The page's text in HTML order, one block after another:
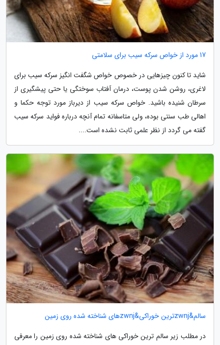
17 مورد از خواص سرکه سیب برای سلامتی
شاید تا کنون چیزهایی در خصوص خواص شگفت انگیز سرکه سیب برای
لاغری، روشن شدن پوست، درمان آفتاب سوختگی یا حتی پیشگیری از
سرطان شنیده باشید. خواص سرکه سیب از دیرباز مورد توجه حکما و
اهالی طب سنتی بوده، ولی متاسفانه تمام آنچه درباره فواید سرکه سیب
گفته می گردد از نظر علمی ثابت نشده است....
سالم&zwnjترین خوراکی&zwnjهای شناخته شده روی زمین
در مطلب زیر سالم ترین خوراکی های شناخته شده روی زمین را معرفی